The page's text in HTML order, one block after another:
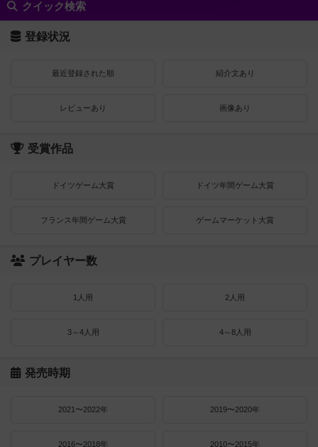
クイック検索
登録状況
最近登録された順 紹介文あり
レビューあり 画像あり
受賞作品
ドイツゲーム大賞 ドイツ年間ゲーム大賞
フランス年間ゲーム大賞 ゲームマーケット大賞
プレイヤー数
1人用 2人用
3～4人用 4～8人用
発売時期
2021〜2022年 2019〜2020年
2016〜2018年 2010〜2015年